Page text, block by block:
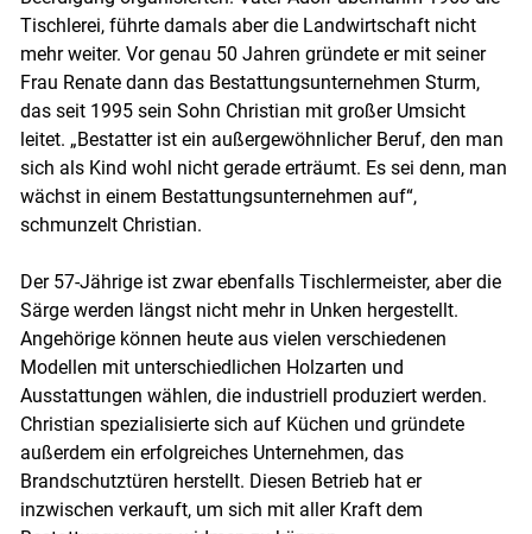
Tischlerei, führte damals aber die Landwirtschaft nicht
mehr weiter. Vor genau 50 Jahren gründete er mit seiner
Frau Renate dann das Bestattungsunternehmen Sturm,
das seit 1995 sein Sohn Christian mit großer Umsicht
leitet. „Bestatter ist ein außergewöhnlicher Beruf, den man
sich als Kind wohl nicht gerade erträumt. Es sei denn, man
wächst in einem Bestattungsunternehmen auf“,
schmunzelt Christian.
Der 57-Jährige ist zwar ebenfalls Tischlermeister, aber die
Särge werden längst nicht mehr in Unken hergestellt.
Angehörige können heute aus vielen verschiedenen
Modellen mit unterschiedlichen Holzarten und
Ausstattungen wählen, die industriell produziert werden.
Christian spezialisierte sich auf Küchen und gründete
außerdem ein erfolgreiches Unternehmen, das
Brandschutztüren herstellt. Diesen Betrieb hat er
inzwischen verkauft, um sich mit aller Kraft dem